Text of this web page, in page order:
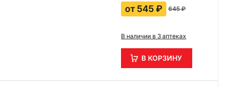
от 545 ₽ 645 ₽
В наличии в 3 аптеках
В КОРЗИНУ